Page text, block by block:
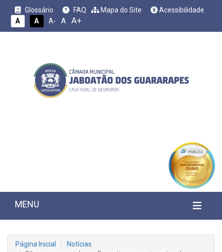
Glossário FAQ Mapa do Site
Acessibilidade
A
A A- A A+
MENU
Página Inicial
Notícias